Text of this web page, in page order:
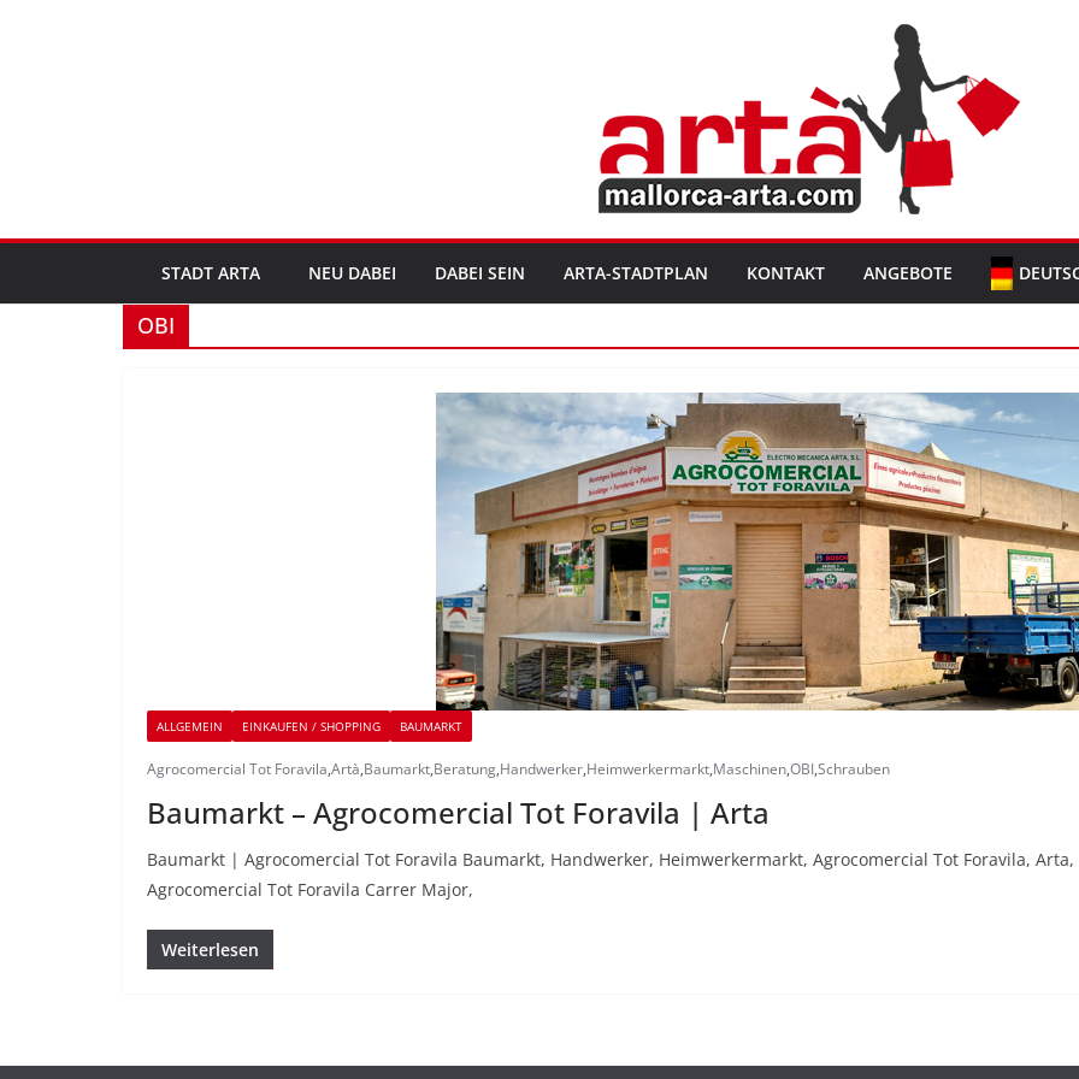
STADT ARTA NEU DABEI DABEI SEIN ARTA-STADTPLAN KONTAKT ANGEBOTE
OBI
ALLGEMEIN EINKAUFEN / SHOPPING BAUMARKT
Agrocomercial Tot Foravila,Artà,Baumarkt,Beratung,Handwerker,Heimwerkermarkt,Maschinen,OBI,Schrauben
Baumarkt – Agrocomercial Tot Foravila | Arta
Baumarkt | Agrocomercial Tot Foravila Baumarkt, Handwerker, Heimwerkermarkt, Agrocomercial Tot Foravila,
Agrocomercial Tot Foravila Carrer Major,
Weiterlesen